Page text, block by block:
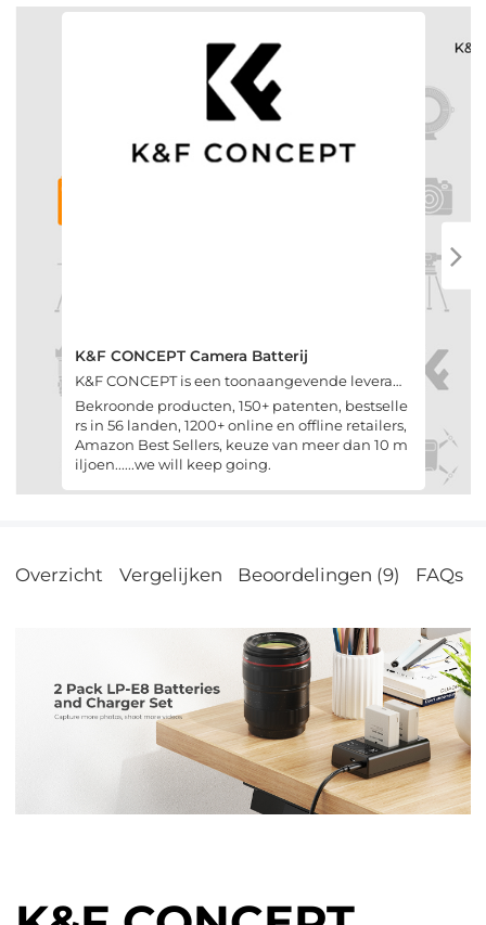
K&F CONCEPT Camera Batterij
K&F CONCEPT is een toonaangevende leveran
cier van camera , foto en video oplossingen. We
bieden filters, batterij/laders, statieven, camera
tas, lensadapter, allemaal gemaakt volgens ho
ge normen.
Bekroonde producten, 150+ patenten, bestselle
rs in 56 landen, 1200+ online en offline retailers,
Amazon Best Sellers, keuze van meer dan 10 m
iljoen......we will keep going.
Overzicht Vergelijken Beoordelingen (9) FAQs